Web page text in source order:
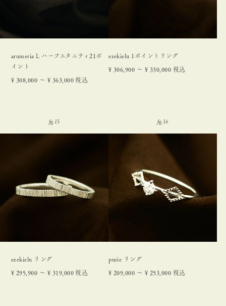
arumeria L ハーフエタニティ21ポ
イント
¥ 308,000 〜 ¥ 363,000 税込
ezekielu 1ポイントリング
¥ 306,900 〜 ¥ 330,000 税込
ezekielu リング
¥ 295,900 〜 ¥ 319,000 税込
purie リング
¥ 209,000 〜 ¥ 253,000 税込